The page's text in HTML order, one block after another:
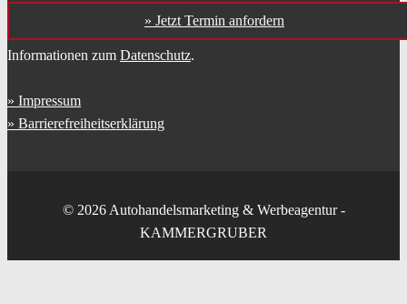
» Jetzt Termin anfordern
Informationen zum Datenschutz.
Impressum
Barrierefreiheitserklärung
© 2026 Autohandelsmarketing & Werbeagentur -
KAMMERGRUBER